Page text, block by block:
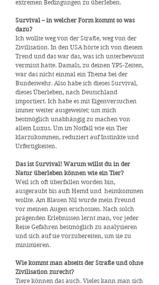
extremen Bedingungen zu überleben.
Survival – in welcher Form kommt so was
dazu?
Ich wollte weg von der Straße, weg von der
Zivilisation. In den USA hörte ich von diesem
Trend und das war das, was ich unterbewusst
vermisst hatte. Damals, zu deinen YPS-Zeiten,
war das nicht einmal ein Thema bei der
Bundeswehr. Also habe ich dieses Survival,
dieses Überleben, nach Deutschland
importiert. Ich habe es mit Eigenversuchen
immer weiter ausgeweitet; um mich
bestmöglich unabhängig zu machen von
allem Luxus. Um im Notfall wie ein Tier
klarzukommen, reduziert auf Instinkte und
Urfertigkeiten.
Das ist Survival! Warum willst du in der
Natur überleben können wie ein Tier?
Weil ich oft überfallen worden bin,
ausgeraubt bis aufs Hemd und heimkommen
wollte. Am Blauen Nil wurde mein Freund
vor meinen Augen erschossen. Nach solch
prägenden Erlebnissen lernt man, vor jeder
Reise Gefahren bestmöglich zu analysieren
und sich auf sie vorzubereiten, um sie zu
minimieren.
Wie kommt man abseits der Straße und ohne
Zivilisation zurecht?
Tiere können das auch. Vieles kann man sich